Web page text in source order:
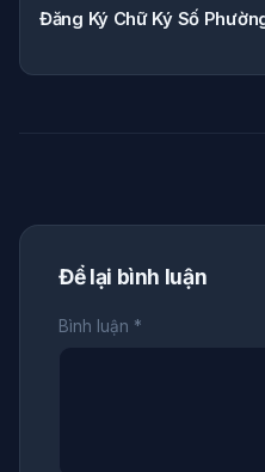
Đăng Ký Chữ Ký Số
Để lại bình luận
Bình luận *